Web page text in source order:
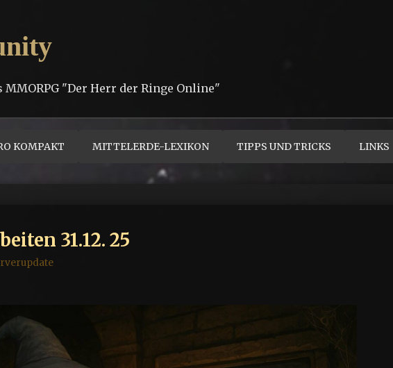
"Der Herr der Ringe Online"
KOMPAKT MITTELERDE-LEXIKON TIPPS UND TRICKS LINKS
31.12. 25